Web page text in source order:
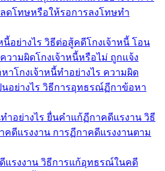
โทษหรือให้รอการลงโทษทำ
นี้อย่างไร วิธีต่อสู้คดีโกงเจ้าหนี้ โอน
วามผิดโกงเจ้าหนี้หรือไม่ ถูกแจ้ง
าโกงเจ้าหนี้ทำอย่างไร ความผิด
นอย่างไร วิธีการอุทธรณ์ฏีกาข้อหา
ำอย่างไร ยื่นคำแก้ฏีกาคดีแรงาน วิธี
ดีแรงงาน การฏีกาคดีแรงงานตาม
รงงาน วิธีการแก้อุทธรณ์ในคดี